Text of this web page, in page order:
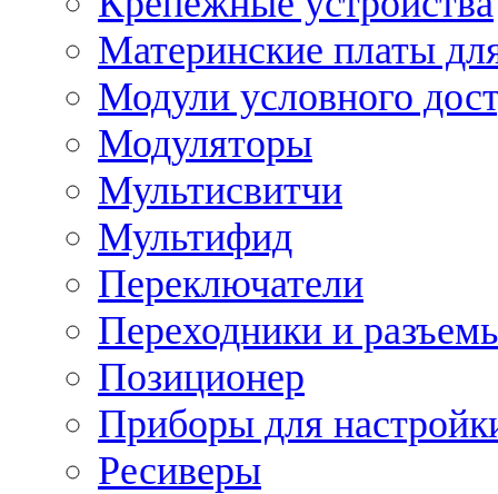
Материнские платы
Модули условного
Модуляторы
Мультисвитчи
Мультифид
Переключатели
Переходники и
Позиционер
Приборы для
Ресиверы